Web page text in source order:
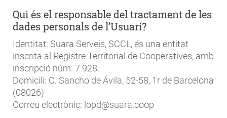
Qui és el responsable del tractament de les
dades personals de l’Usuari?
Identitat: Suara Serveis, SCCL, és una entitat
inscrita al Registre Territorial de Cooperatives, amb
inscripció núm. 7.928.
Domicili: C. Sancho de Ávila, 52-58, 1r de Barcelona
(08026)
Correu electrònic: lopd@suara.coop